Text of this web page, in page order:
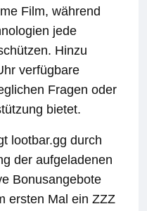
Film, während
jede
Hinzu
verfügbare
Fragen oder
bietet.
lootbar.gg durch
der aufgeladenen
Bonusangebote
ersten Mal ein ZZZ